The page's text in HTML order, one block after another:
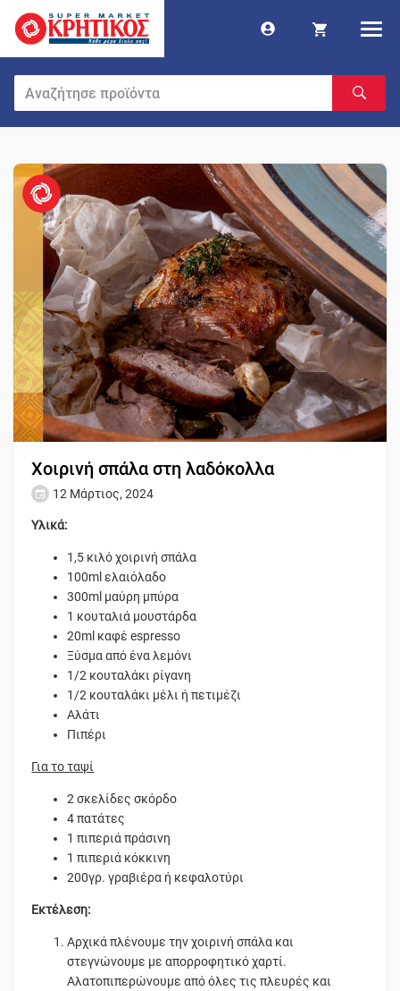
Χοιρινή σπάλα στη λαδόκολλα
12 Μάρτιος, 2024
Υλικά:
1,5 κιλό χοιρινή σπάλα
100ml ελαιόλαδο
300ml μαύρη μπύρα
1 κουταλιά μουστάρδα
20ml καφέ espresso
Ξύσμα από ένα λεμόνι
1/2 κουταλάκι ρίγανη
1/2 κουταλάκι μέλι ή πετιμέζι
Αλάτι
Πιπέρι
Για το ταψί
2 σκελίδες σκόρδο
4 πατάτες
1 πιπεριά πράσινη
1 πιπεριά κόκκινη
200γρ. γραβιέρα ή κεφαλοτύρι
Εκτέλεση:
Αρχικά πλένουμε την χοιρινή σπάλα και
στεγνώνουμε με απορροφητικό χαρτί.
Αλατοπιπερώνουμε από όλες τις πλευρές και